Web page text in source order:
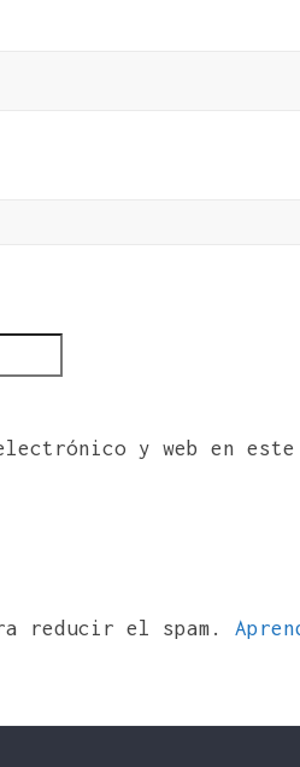
y web en
reducir el spam.